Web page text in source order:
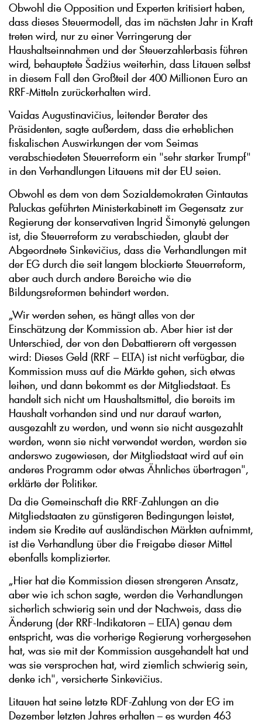
Obwohl die Opposition und Experten kritisiert haben,
dass dieses Steuermodell, das im nächsten Jahr in Kraft
treten wird, nur zu einer Verringerung der
Haushaltseinnahmen und der Steuerzahlerbasis führen
wird, behauptete Šadžius weiterhin, dass Litauen selbst
in diesem Fall den Großteil der 400 Millionen Euro an
RRF-Mitteln zurückerhalten wird.
Vaidas Augustinavičius, leitender Berater des
Präsidenten, sagte außerdem, dass die erheblichen
fiskalischen Auswirkungen der vom Seimas
verabschiedeten Steuerreform ein "sehr starker Trumpf"
in den Verhandlungen Litauens mit der EU seien.
Obwohl es dem von dem Sozialdemokraten Gintautas
Paluckas geführten Ministerkabinett im Gegensatz zur
Regierung der konservativen Ingrid Šimonytė gelungen
ist, die Steuerreform zu verabschieden, glaubt der
Abgeordnete Sinkevičius, dass die Verhandlungen mit
der EG durch die seit langem blockierte Steuerreform,
aber auch durch andere Bereiche wie die
Bildungsreformen behindert werden.
„Wir werden sehen, es hängt alles von der
Einschätzung der Kommission ab. Aber hier ist der
Unterschied, der von den Debattierern oft vergessen
wird: Dieses Geld (RRF – ELTA) ist nicht verfügbar, die
Kommission muss auf die Märkte gehen, sich etwas
leihen, und dann bekommt es der Mitgliedstaat. Es
handelt sich nicht um Haushaltsmittel, die bereits im
Haushalt vorhanden sind und nur darauf warten,
ausgezahlt zu werden, und wenn sie nicht ausgezahlt
werden, wenn sie nicht verwendet werden, werden sie
anderswo zugewiesen, der Mitgliedstaat wird auf ein
anderes Programm oder etwas Ähnliches übertragen",
erklärte der Politiker.
Da die Gemeinschaft die RRF-Zahlungen an die
Mitgliedstaaten zu günstigeren Bedingungen leistet,
indem sie Kredite auf ausländischen Märkten aufnimmt,
ist die Verhandlung über die Freigabe dieser Mittel
ebenfalls komplizierter.
„Hier hat die Kommission diesen strengeren Ansatz,
aber wie ich schon sagte, werden die Verhandlungen
sicherlich schwierig sein und der Nachweis, dass die
Änderung (der RRF-Indikatoren – ELTA) genau dem
entspricht, was die vorherige Regierung vorhergesehen
hat, was sie mit der Kommission ausgehandelt hat und
was sie versprochen hat, wird ziemlich schwierig sein,
denke ich", versicherte Sinkevičius.
Litauen hat seine letzte RDF-Zahlung von der EG im
Dezember letzten Jahres erhalten – es wurden 463